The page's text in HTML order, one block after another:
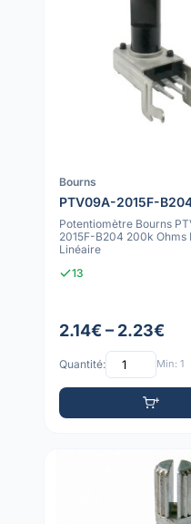
Bourns
PTV09A-2015F-
Potentiomètre Bourns
2015F-B204 200k Ohms
Linéaire
13
2.14€ – 2.23€
Quantité: Min: 1